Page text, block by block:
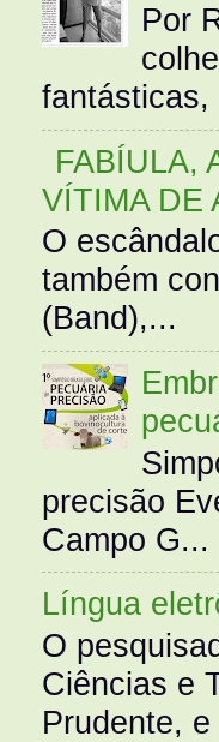
Por
fantásticas,
FABÍULA,
VÍTIMA DE
O
também
(Band),...
precisão
Campo G...
Língua
O
Ciências e
Prudente,